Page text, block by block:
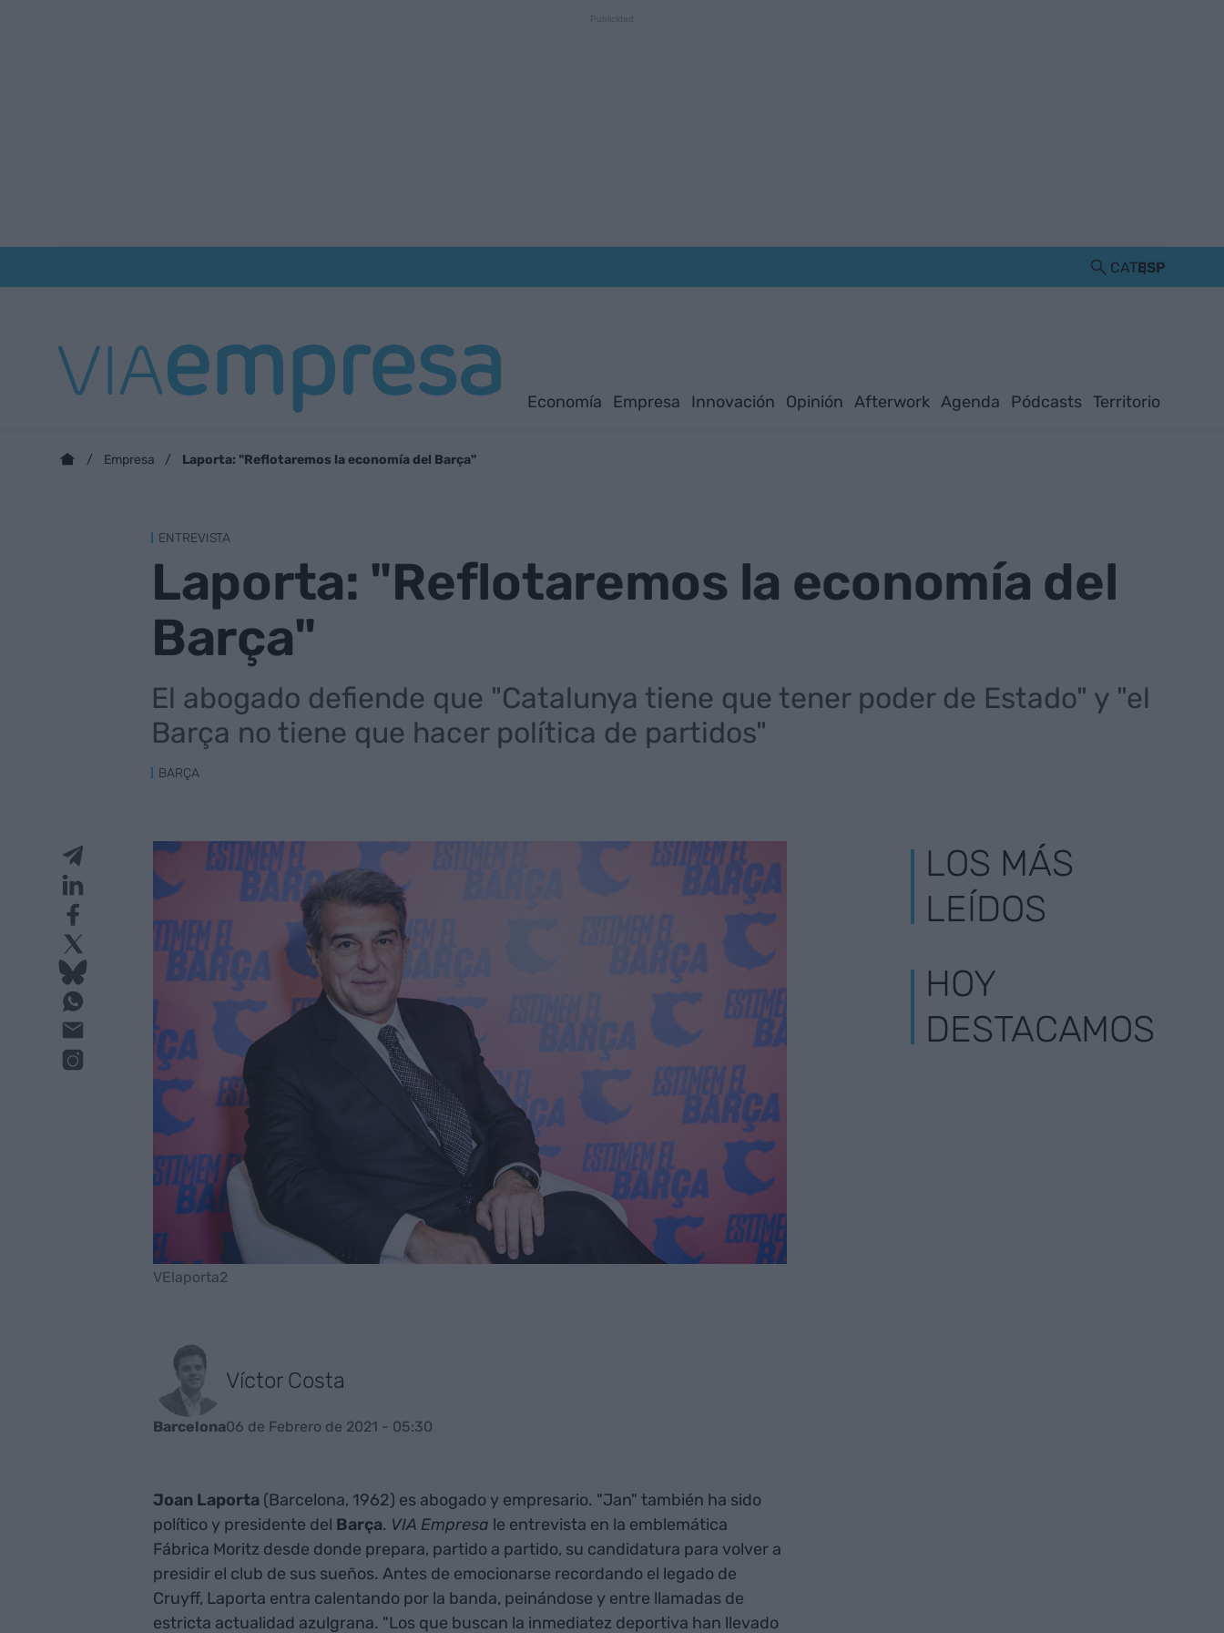
CATESP
Economía Empresa Innovación Opinión Afterwork Agenda Pódcasts Territorio
Empresa Laporta: "Reflotaremos la economía del Barça"
ENTREVISTA
Laporta: "Reflotaremos la economía del
Barça"
El abogado defiende que "Catalunya tiene que tener poder de Estado" y "el
Barça no tiene que hacer política de partidos"
BARÇA
VElaporta2
Víctor Costa
Barcelona06 de Febrero de 2021 - 05:30
Joan Laporta(Barcelona, 1962) es abogado y empresario. "Jan" también ha sido
político y presidente del Barça. VIA Empresa le entrevista en la emblemática
Fábrica Moritz desde donde prepara, partido a partido, su candidatura para volver a
presidir el club de sus sueños. Antes de emocionarse recordando el legado de
Cruyff, Laporta entra calentando por la banda, peinándose y entre llamadas de
estricta actualidad azulgrana. "Los que buscan la inmediatez deportiva han llevado
LOS MÁS
LEÍDOS
HOY
DESTACAMOS